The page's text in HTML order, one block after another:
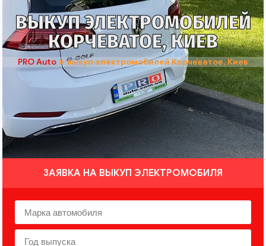
ВЫКУП ЭЛЕКТРОМОБИЛЕЙ
КОРЧЕВАТОЕ, КИЕВ
PRO Auto ➤выкуп электромобилей Корчеватое, Киев
ЗАЯВКА НА ВЫКУП ЭЛЕКТРОМОБИЛЯ